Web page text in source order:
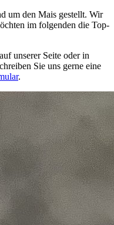
um den Mais gestellt. Wir
im folgenden die Top-
unserer Seite oder in
Sie uns gerne eine
.